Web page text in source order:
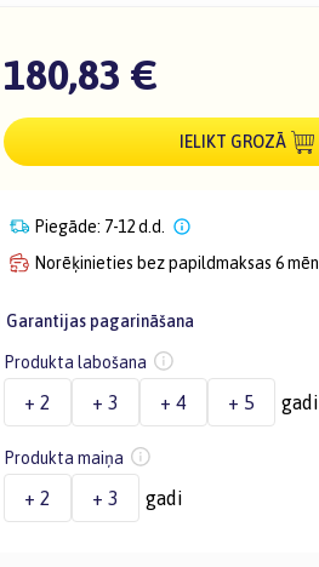
180,83 €
IELIKT GROZĀ
Piegāde: 7-12 d.d.
Norēķinieties bez papildmaksas 6 mēn.
Garantijas pagarināšana
Produkta labošana
+ 2 + 3 + 4 + 5 gadi
Produkta maiņa
+ 2 + 3 gadi